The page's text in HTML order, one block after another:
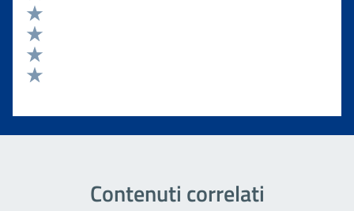
Valuta 5 stelle su 5
Valuta 4 stelle su 5
Valuta 3 stelle su 5
Valuta 2 stelle su 5
Contenuti correlati